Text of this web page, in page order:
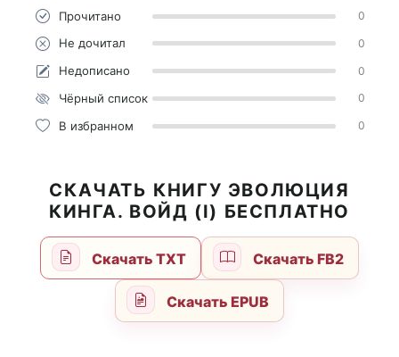
Прочитано 0
Не дочитал 0
Недописано 0
Чёрный список 0
В избранном 0
СКАЧАТЬ КНИГУ ЭВОЛЮЦИЯ
КИНГА. ВОЙД (I) БЕСПЛАТНО
Скачать TXT Скачать FB2
Скачать EPUB